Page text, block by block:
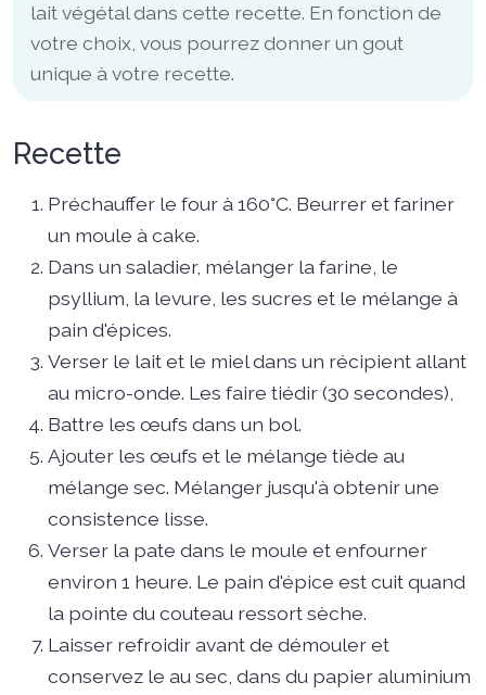
lait végétal dans cette recette. En fonction de
votre choix, vous pourrez donner un gout
unique à votre recette.
Recette
Préchauffer le four à 160°C. Beurrer et fariner
un moule à cake.
Dans un saladier, mélanger la farine, le
psyllium, la levure, les sucres et le mélange à
pain d'épices.
Verser le lait et le miel dans un récipient allant
au micro-onde. Les faire tiédir (30 secondes),
Battre les œufs dans un bol.
Ajouter les œufs et le mélange tiède au
mélange sec. Mélanger jusqu'à obtenir une
consistence lisse.
Verser la pate dans le moule et enfourner
environ 1 heure. Le pain d'épice est cuit quand
la pointe du couteau ressort sèche.
Laisser refroidir avant de démouler et
conservez le au sec, dans du papier aluminium